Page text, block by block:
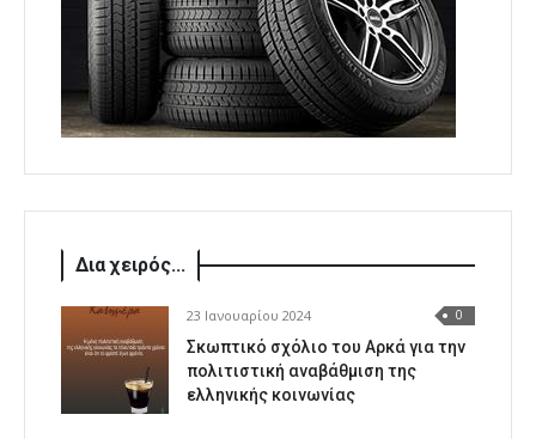
Δια χειρός...
23 Ιανουαρίου 2024 0
Σκωπτικό σχόλιο του Αρκά για την
πολιτιστική αναβάθμιση της
ελληνικής κοινωνίας